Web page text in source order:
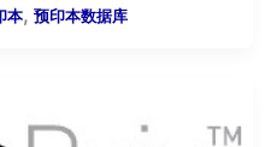
本, 预印本数据库